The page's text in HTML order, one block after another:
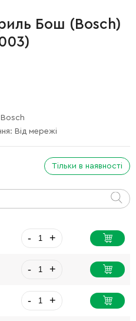
Бош (Bosch)
Bosch
Від мережі
Тільки в наявності
- +
- +
- +